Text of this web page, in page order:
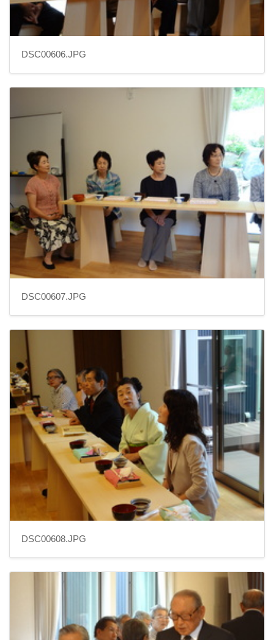
DSC00606.JPG
DSC00607.JPG
DSC00608.JPG